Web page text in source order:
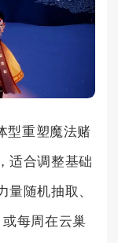
型重塑魔法赌
适合调整基础
量随机抽取、
每周在云巢